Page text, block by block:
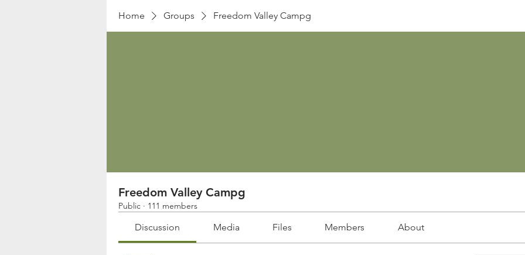
Home Groups Freedom Valley Campg
Freedom Valley Campg
Public · 111 members
Discussion Media Files Members About